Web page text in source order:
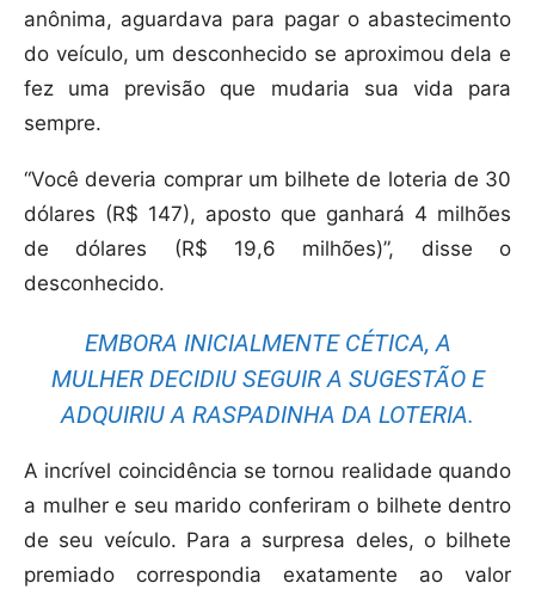
anônima, aguardava para pagar o abastecimento
do veículo, um desconhecido se aproximou dela e
fez uma previsão que mudaria sua vida para
sempre.
“Você deveria comprar um bilhete de loteria de 30
dólares (R$ 147), aposto que ganhará 4 milhões
de dólares (R$ 19,6 milhões)”, disse o
desconhecido.
EMBORA INICIALMENTE CÉTICA, A
MULHER DECIDIU SEGUIR A SUGESTÃO E
ADQUIRIU A RASPADINHA DA LOTERIA.
A incrível coincidência se tornou realidade quando
a mulher e seu marido conferiram o bilhete dentro
de seu veículo. Para a surpresa deles, o bilhete
premiado correspondia exatamente ao valor